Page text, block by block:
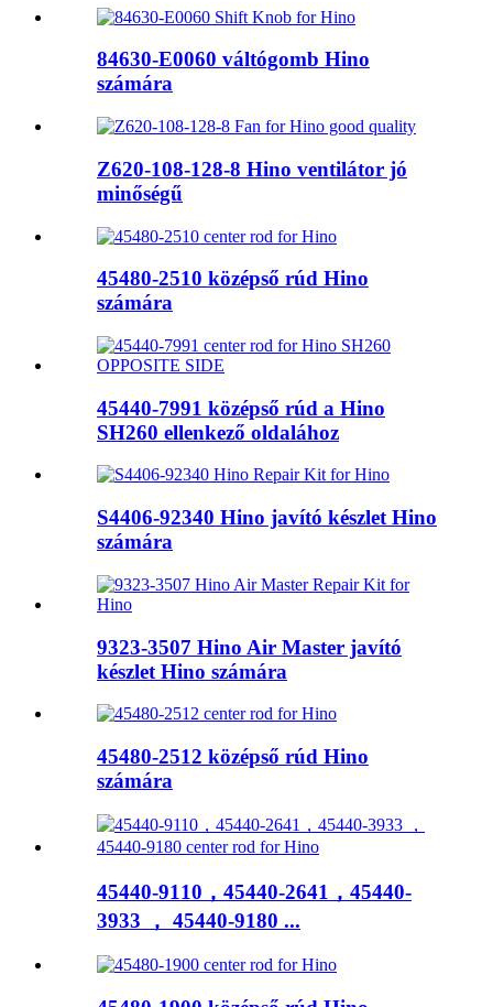
84630-E0060 váltógomb Hino
számára
Z620-108-128-8 Hino ventilátor jó
minőségű
45480-2510 középső rúd Hino
számára
45440-7991 középső rúd a Hino
SH260 ​​ellenkező oldalához
S4406-92340 Hino javító készlet Hino
számára
9323-3507 Hino Air Master javító
készlet Hino számára
45480-2512 középső rúd Hino
számára
45440-9110，45440-2641，45440-
3933 ， 45440-9180 ...